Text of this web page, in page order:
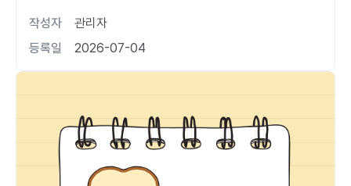
작성자
관리자
등록일
2026-07-04